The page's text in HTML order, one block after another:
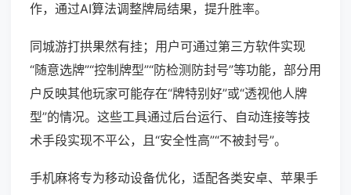
作，通过AI算法调整牌局结果，提升胜率。
同城游打拱果然有挂；用户可通过第三方软件实现
“随意选牌”“控制牌型”“防检测防封号”等功能，部分用
户反映其他玩家可能存在“牌特别好”或“透视他人牌
型”的情况。这些工具通过后台运行、自动连接等技
术手段实现不平公，且“安全性高”“不被封号”。
手机麻将专为移动设备优化，适配各类安卓、苹果手